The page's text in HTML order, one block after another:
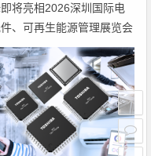
将亮相2026深圳国际电
、可再生能源管理展览会
会